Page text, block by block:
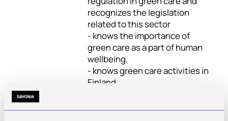
recognizes the legislation
related to this sector
- knows the importance of
green care as a part of human
wellbeing.
- knows green care activities in
Finland